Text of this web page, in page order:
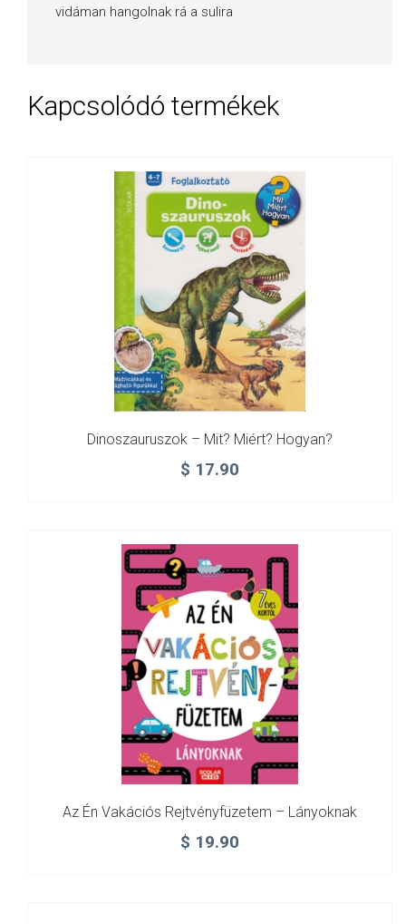
vidáman hangolnak rá a sulira
Kapcsolódó termékek
Dinoszauruszok – Mit? Miért? Hogyan?
$ 17.90
Az Én Vakációs Rejtvényfüzetem – Lányoknak
$ 19.90